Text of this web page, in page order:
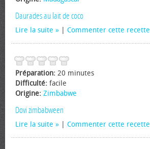
Daurades au lait de coco
Lire la suite Commenter cette recette
Préparation: 20 minutes
Difficulté: facile
Origine: Zimbabwe
Dovi zimbabween
Lire la suite Commenter cette recette